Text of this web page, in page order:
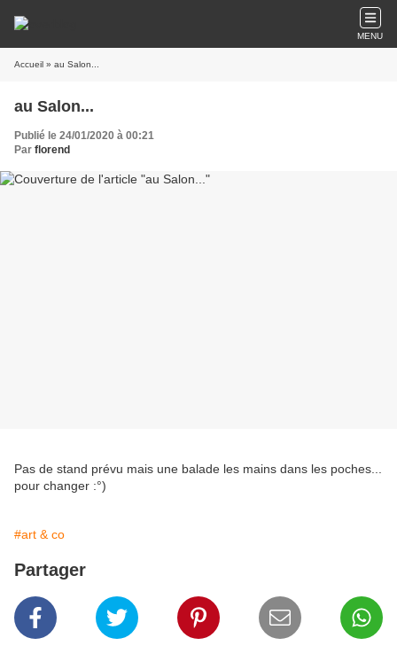
MENU
Accueil » au Salon...
au Salon...
Publié le 24/01/2020 à 00:21
Par florend
Pas de stand prévu mais une balade les mains dans les poches...
pour changer :°)
#art & co
Partager